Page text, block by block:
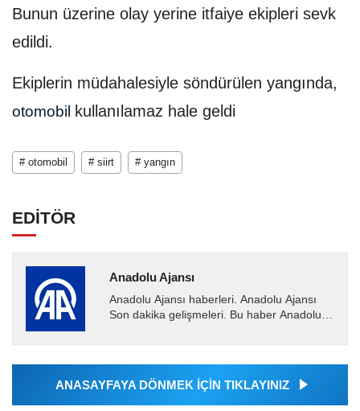
Bunun üzerine olay yerine itfaiye ekipleri sevk
edildi.
Ekiplerin müdahalesiyle söndürülen yangında,
otomobil kullanılamaz hale geldi
# otomobil # siirt # yangın
EDİTÖR
Anadolu Ajansı
Anadolu Ajansı haberleri. Anadolu Ajansı
Son dakika gelişmeleri. Bu haber Anadolu
Ajansı tarafından...
ANASAYFAYA DÖNMEK İÇİN TIKLAYINIZ